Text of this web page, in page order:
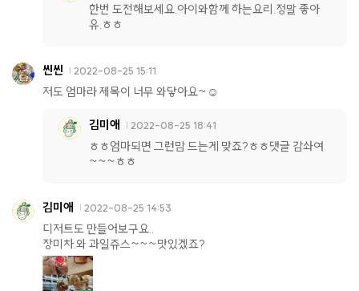
한번 도전해보세요.아이와함께 하는요리.정말 좋아
유.ㅎㅎ
씬씬 2022-08-25 15:11
저도 엄마라 제목이 너무 와닿아요~☺️
김미애 2022-08-25 18:41
ㅎㅎ엄마되면 그런맘 드는게 맞죠?ㅎㅎ댓글 감솨여
~~~ㅎㅎ
김미애 2022-08-25 14:53
디저트도 만들어보구요..
장미차.와 과일쥬스~~~맛있겠죠?